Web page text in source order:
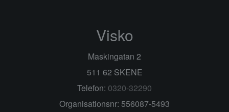
Visko
Maskingatan 2
511 62 SKENE
Telefon: 0320-32290
Organisationsnr: 556087-5493